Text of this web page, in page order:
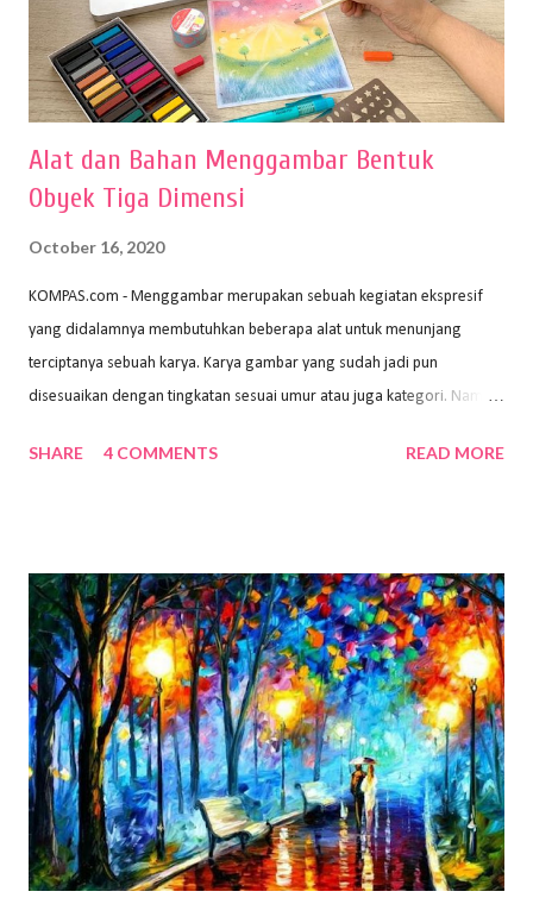
Alat dan Bahan Menggambar Bentuk
Obyek Tiga Dimensi
October 16, 2020
KOMPAS.com - Menggambar merupakan sebuah kegiatan ekspresif
yang didalamnya membutuhkan beberapa alat untuk menunjang
terciptanya sebuah karya. Karya gambar yang sudah jadi pun
disesuaikan dengan tingkatan sesuai umur atau juga kategori. Namun,
sehingga hasilnya bisa dilihat. Peran alat dan bahan sangat
memiliki spesifikasi berbeda sesuai jenisnya. Berikut peralatan
menggambar bentuk: 1. Kertas Gambar Kegiatan menggambar
membutuhkan kertas yang baik agar proses pembuatan gambar lebih
nyaman dan maksimal. Bahan kertas yang baik salah satu syaratnya
adalah tidak mudah sobek, mengingat menggambar merupakan
proses menggores dan menghapus. Kertas adalah bahan yang paling
ideal digunakan untuk menggambar. Dalam menggambar
menggunakan pen...
SHARE 4 COMMENTS READ MORE